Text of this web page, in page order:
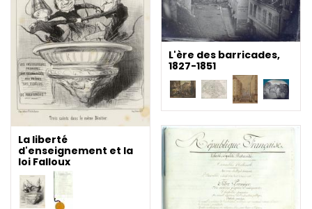
L'ère des barricades,
1827-1851
La liberté
d'enseignement et la
loi Falloux